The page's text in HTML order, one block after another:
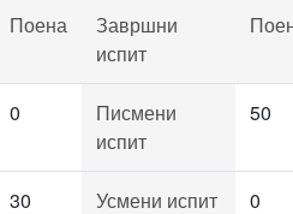
Поена
Завршни
испит
0
Писмени
испит
50
30 Усмени испит 0